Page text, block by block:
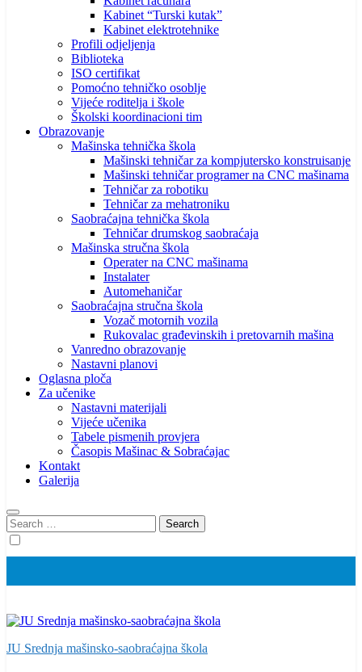
Kabinet “Turski kutak”
Kabinet elektrotehnike
Profili odjeljenja
Biblioteka
ISO certifikat
Pomoćno tehničko osoblje
Vijeće roditelja i škole
Školski koordinacioni tim
Obrazovanje
Mašinska tehnička škola
Mašinski tehničar za kompjutersko konstruisanje
Mašinski tehničar programer na CNC mašinama
Tehničar za robotiku
Tehničar za mehatroniku
Saobraćajna tehnička škola
Tehničar drumskog saobraćaja
Mašinska stručna škola
Operater na CNC mašinama
Instalater
Automehaničar
Saobraćajna stručna škola
Vozač motornih vozila
Rukovalac građevinskih i pretovarnih mašina
Vanredno obrazovanje
Nastavni planovi
Oglasna ploča
Za učenike
Nastavni materijali
Vijeće učenika
Tabele pismenih provjera
Časopis Mašinac & Sobraćajac
Kontakt
Galerija
Search
for:
JU Srednja mašinsko-saobraćajna škola